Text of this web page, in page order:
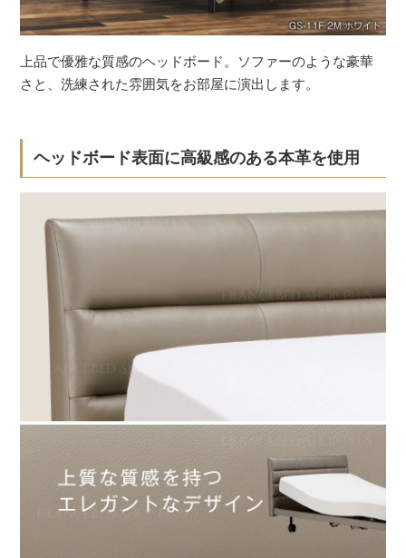
上品で優雅な質感のヘッドボード。ソファーのような豪華
さと、洗練された雰囲気をお部屋に演出します。
ヘッドボード表面に高級感のある本革を使用